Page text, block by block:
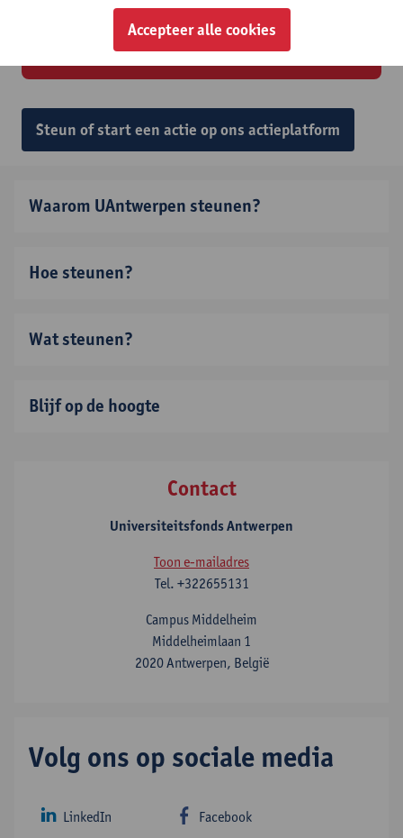
Het Universiteitswatte?
Ontdek in 80 seconden wat het Universiteitsfonds is en
Steun of start een actie op ons actieplatform
Waarom UAntwerpen steunen?
Hoe steunen?
Wat steunen?
Blijf op de hoogte
Contact
Universiteitsfonds Antwerpen
Toon e-mailadres
Tel. +322655131
Campus Middelheim
Middelheimlaan 1
2020 Antwerpen, België
Volg ons op sociale media
LinkedIn Facebook
Accepteer alle cookies